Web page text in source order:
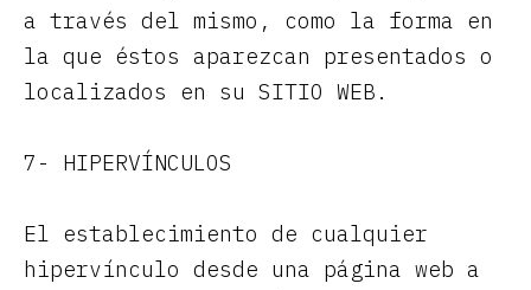
a través del mismo, como la forma en
la que éstos aparezcan presentados o
localizados en su SITIO WEB.
7- HIPERVÍNCULOS
El establecimiento de cualquier
hipervínculo desde una página web a